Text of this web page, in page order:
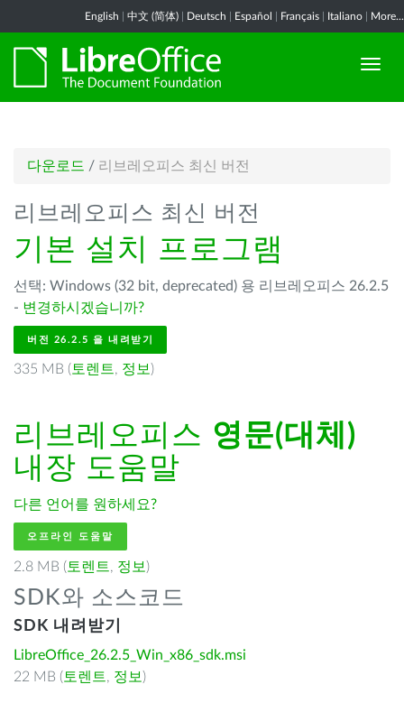
English 中文 (简体) Deutsch Español Français Italiano More...
다운로드 / 리브레오피스 최신 버전
리브레오피스 최신 버전
기본 설치 프로그램
선택: Windows (32 bit, deprecated) 용 리브레오피스 26.2.5
- 변경하시겠습니까?
버전 26.2.5 을 내려받기
335 MB ( 토렌트, 정보 )
리브레오피스 영문(대체)
내장 도움말
다른 언어를 원하세요?
오프라인 도움말
2.8 MB ( 토렌트, 정보 )
SDK와 소스코드
SDK 내려받기
LibreOffice_26.2.5_Win_x86_sdk.msi
22 MB ( 토렌트, 정보 )